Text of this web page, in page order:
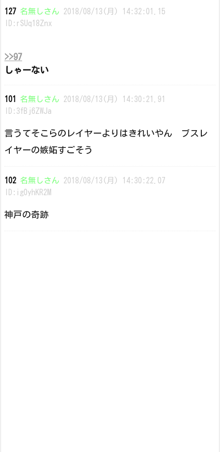
127 名無しさん 2018/08/13(月) 14:32:01.15
ID:rSUq18Znx
>>97
しゃーない
101 名無しさん 2018/08/13(月) 14:30:21.91
ID:3fBj6ZWJa
言うてそこらのレイヤーよりはきれいやん ブスレ
イヤーの嫉妬すごそう
102 名無しさん 2018/08/13(月) 14:30:22.07
ID:ig0yhKR2M
神戸の奇跡